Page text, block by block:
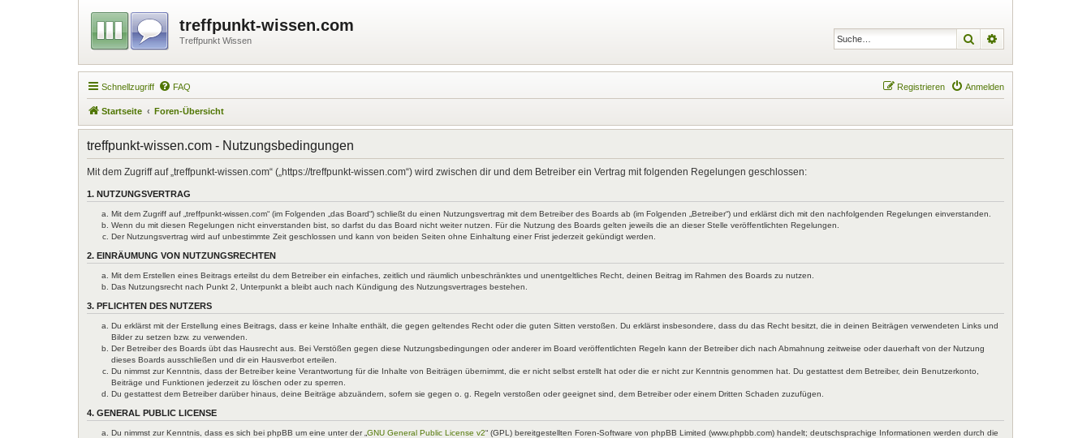
treffpunkt-wissen.com
Treffpunkt Wissen Suche
Schnellzugriff FAQ Anmelden
Registrieren
Startseite Foren-Übersicht
treffpunkt-wissen.com - Nutzungsbedingungen
Mit dem Zugriff auf „treffpunkt-wissen.com“ („https://treffpunkt-wissen.com“) wird zwischen dir und dem Betreiber ein Vertrag mit folgenden Regelungen geschlossen:
1. NUTZUNGSVERTRAG
Mit dem Zugriff auf „treffpunkt-wissen.com“ (im Folgenden „das Board“) schließt du einen Nutzungsvertrag mit dem Betreiber des Boards ab (im Folgenden „Betreiber“) und erklärst dich mit den nachfolgenden Regelungen einverstanden.
Wenn du mit diesen Regelungen nicht einverstanden bist, so darfst du das Board nicht weiter nutzen. Für die Nutzung des Boards gelten jeweils die an dieser Stelle veröffentlichten Regelungen.
Der Nutzungsvertrag wird auf unbestimmte Zeit geschlossen und kann von beiden Seiten ohne Einhaltung einer Frist jederzeit gekündigt werden.
2. EINRÄUMUNG VON NUTZUNGSRECHTEN
Mit dem Erstellen eines Beitrags erteilst du dem Betreiber ein einfaches, zeitlich und räumlich unbeschränktes und unentgeltliches Recht, deinen Beitrag im Rahmen des Boards zu nutzen.
Das Nutzungsrecht nach Punkt 2, Unterpunkt a bleibt auch nach Kündigung des Nutzungsvertrages bestehen.
3. PFLICHTEN DES NUTZERS
Du erklärst mit der Erstellung eines Beitrags, dass er keine Inhalte enthält, die gegen geltendes Recht oder die guten Sitten verstoßen. Du erklärst insbesondere, dass du das Recht besitzt, die in deinen Beiträgen verwendeten Links und
Bilder zu setzen bzw. zu verwenden.
Der Betreiber des Boards übt das Hausrecht aus. Bei Verstößen gegen diese Nutzungsbedingungen oder anderer im Board veröffentlichten Regeln kann der Betreiber dich nach Abmahnung zeitweise oder dauerhaft von der Nutzung
dieses Boards ausschließen und dir ein Hausverbot erteilen.
Du nimmst zur Kenntnis, dass der Betreiber keine Verantwortung für die Inhalte von Beiträgen übernimmt, die er nicht selbst erstellt hat oder die er nicht zur Kenntnis genommen hat. Du gestattest dem Betreiber, dein Benutzerkonto,
Beiträge und Funktionen jederzeit zu löschen oder zu sperren.
Du gestattest dem Betreiber darüber hinaus, deine Beiträge abzuändern, sofern sie gegen o. g. Regeln verstoßen oder geeignet sind, dem Betreiber oder einem Dritten Schaden zuzufügen.
4. GENERAL PUBLIC LICENSE
Du nimmst zur Kenntnis, dass es sich bei phpBB um eine unter der „ GNU General Public License v2“ (GPL) bereitgestellten Foren-Software von phpBB Limited (www.phpbb.com) handelt; deutschsprachige Informationen werden durch die